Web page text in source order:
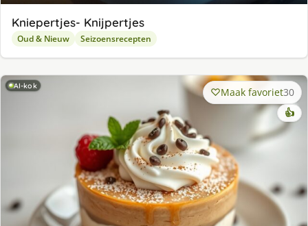
Kniepertjes- Knijpertjes
Oud & Nieuw Seizoensrecepten
AI-kok Maak favoriet30
👍